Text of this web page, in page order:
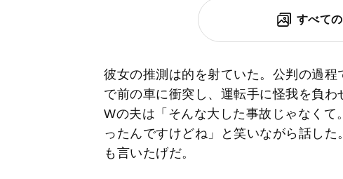
すべて
彼女の推測は的を射ていた。公判の過
で前の車に衝突し、運転手に怪我を負わ
Wの夫は「そんな大した事故じゃなく
ったんですけどね」と笑いながら話し
も言いたげだ。